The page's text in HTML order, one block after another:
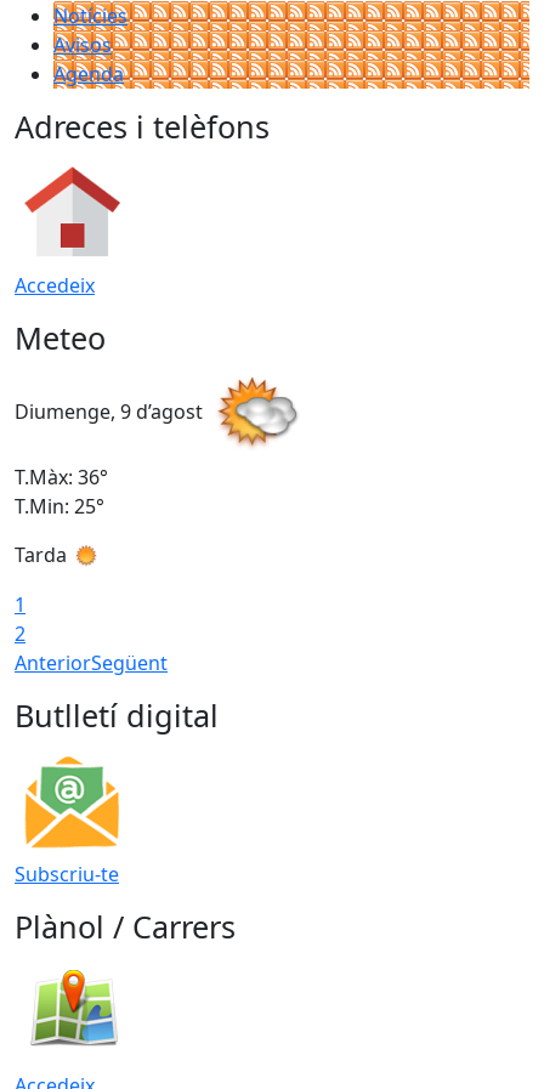
Notícies
Avisos
Agenda
Adreces i telèfons
Accedeix
Meteo
Diumenge, 9 d’agost
T.Màx: 36°
T.Min: 25°
Tarda
1
2
AnteriorSegüent
Butlletí digital
Subscriu-te
Plànol / Carrers